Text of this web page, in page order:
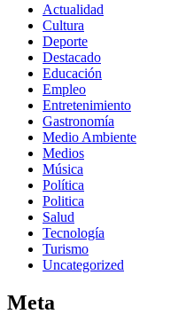
Actualidad
Cultura
Deporte
Destacado
Educación
Empleo
Entretenimiento
Gastronomía
Medio Ambiente
Medios
Música
Política
Politica
Salud
Tecnología
Turismo
Uncategorized
Meta